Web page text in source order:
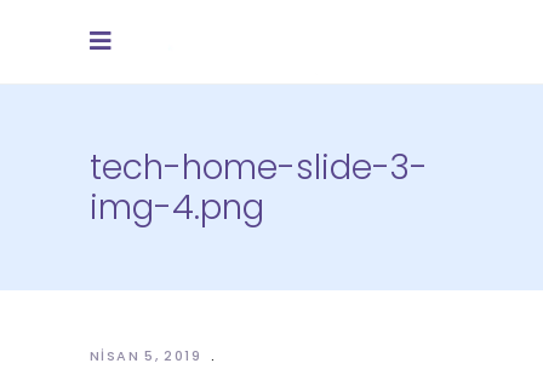
tech-home-slide-3-
img-4.png
NISAN 5, 2019